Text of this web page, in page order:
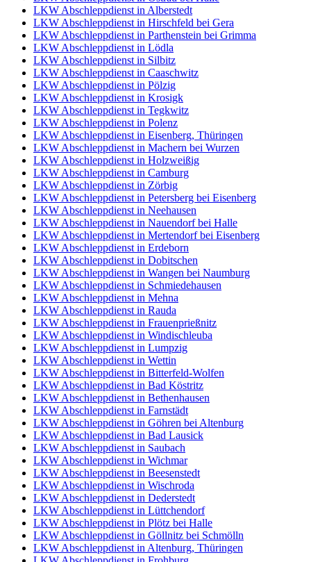
LKW Abschleppdienst in Alberstedt
LKW Abschleppdienst in Hirschfeld bei Gera
LKW Abschleppdienst in Parthenstein bei Grimma
LKW Abschleppdienst in Lödla
LKW Abschleppdienst in Silbitz
LKW Abschleppdienst in Caaschwitz
LKW Abschleppdienst in Pölzig
LKW Abschleppdienst in Krosigk
LKW Abschleppdienst in Tegkwitz
LKW Abschleppdienst in Polenz
LKW Abschleppdienst in Eisenberg, Thüringen
LKW Abschleppdienst in Machern bei Wurzen
LKW Abschleppdienst in Holzweißig
LKW Abschleppdienst in Camburg
LKW Abschleppdienst in Zörbig
LKW Abschleppdienst in Petersberg bei Eisenberg
LKW Abschleppdienst in Neehausen
LKW Abschleppdienst in Nauendorf bei Halle
LKW Abschleppdienst in Mertendorf bei Eisenberg
LKW Abschleppdienst in Erdeborn
LKW Abschleppdienst in Dobitschen
LKW Abschleppdienst in Wangen bei Naumburg
LKW Abschleppdienst in Schmiedehausen
LKW Abschleppdienst in Mehna
LKW Abschleppdienst in Rauda
LKW Abschleppdienst in Frauenprießnitz
LKW Abschleppdienst in Windischleuba
LKW Abschleppdienst in Lumpzig
LKW Abschleppdienst in Wettin
LKW Abschleppdienst in Bitterfeld-Wolfen
LKW Abschleppdienst in Bad Köstritz
LKW Abschleppdienst in Bethenhausen
LKW Abschleppdienst in Farnstädt
LKW Abschleppdienst in Göhren bei Altenburg
LKW Abschleppdienst in Bad Lausick
LKW Abschleppdienst in Saubach
LKW Abschleppdienst in Wichmar
LKW Abschleppdienst in Beesenstedt
LKW Abschleppdienst in Wischroda
LKW Abschleppdienst in Dederstedt
LKW Abschleppdienst in Lüttchendorf
LKW Abschleppdienst in Plötz bei Halle
LKW Abschleppdienst in Göllnitz bei Schmölln
LKW Abschleppdienst in Altenburg, Thüringen